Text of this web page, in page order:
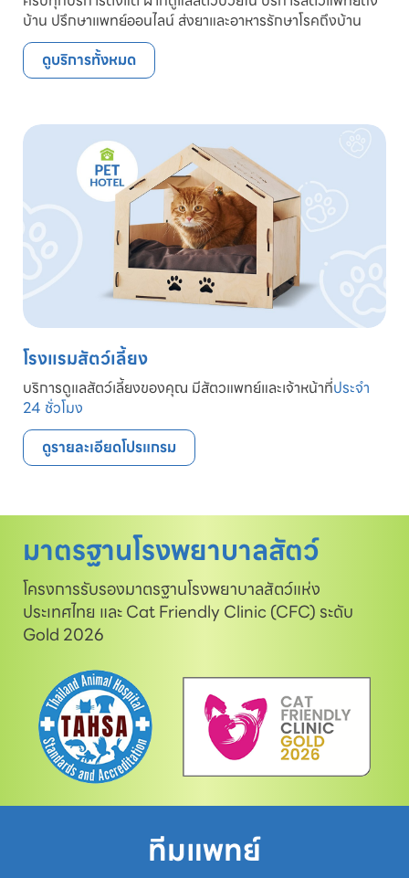
บ้าน ปรึกษาแพทย์ออนไลน์ ส่งยาและอาหารรักษาโรคถึงบ้าน
ดูบริการทั้งหมด
โรงแรมสัตว์เลี้ยง
บริการดูแลสัตว์เลี้ยงของคุณ มีสัตวแพทย์และเจ้าหน้าที่ประจำ
24 ชั่วโมง
ดูรายละเอียดโปรแกรม
มาตรฐานโรงพยาบาลสัตว์
โครงการรับรองมาตรฐานโรงพยาบาลสัตว์แห่ง
ประเทศไทย และ Cat Friendly Clinic (CFC) ระดับ
Gold 2026
ทีมแพทย์